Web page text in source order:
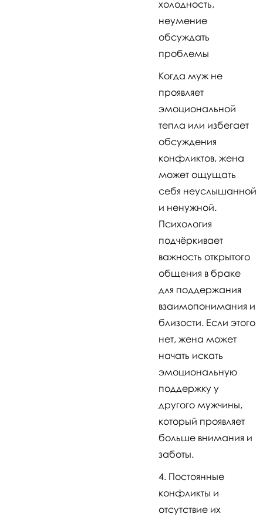
холодность,
неумение
обсуждать
проблемы
Когда муж не
проявляет
эмоциональной
тепла или избегает
обсуждения
конфликтов, жена
может ощущать
себя неуслышанной
и ненужной.
Психология
подчёркивает
важность открытого
общения в браке
для поддержания
взаимопонимания и
близости. Если этого
нет, жена может
начать искать
эмоциональную
поддержку у
другого мужчины,
который проявляет
больше внимания и
заботы.
Постоянные
конфликты и
отсутствие их